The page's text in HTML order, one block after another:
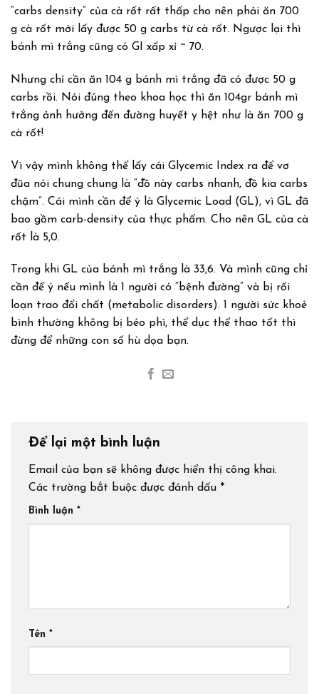
“carbs density” của cà rốt rất thấp cho nên phải ăn 700
g cà rốt mới lấy được 50 g carbs từ cà rốt. Ngược lại thì
bánh mì trắng cũng có GI xấp xỉ ~ 70.
Nhưng chỉ cần ăn 104 g bánh mì trắng đã có được 50 g
carbs rồi. Nói đúng theo khoa học thì ăn 104gr bánh mì
trắng ảnh hưởng đến đường huyết y hệt như là ăn 700 g
cà rốt!
Vì vậy mình không thể lấy cái Glycemic Index ra để vơ
đũa nói chung chung là “đồ này carbs nhanh, đồ kia carbs
chậm”. Cái mình cần để ý là Glycemic Load (GL), vì GL đã
bao gồm carb-density của thực phẩm. Cho nên GL của cà
rốt là 5,0.
Trong khi GL của bánh mì trắng là 33,6. Và mình cũng chỉ
cần để ý nếu mình là 1 người có “bệnh đường” và bị rối
loạn trao đổi chất (metabolic disorders). 1 người sức khoẻ
bình thường không bị béo phì, thể dục thể thao tốt thì
đừng để những con số hù dọa bạn.
Để lại một bình luận
Email của bạn sẽ không được hiển thị công khai.
Các trường bắt buộc được đánh dấu *
Bình luận *
Tên *